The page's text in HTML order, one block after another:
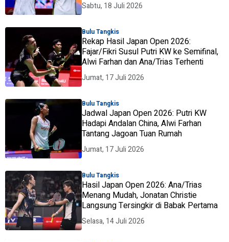
Sabtu, 18 Juli 2026
Bulu Tangkis
Rekap Hasil Japan Open 2026:
Fajar/Fikri Susul Putri KW ke Semifinal,
Alwi Farhan dan Ana/Trias Terhenti
Jumat, 17 Juli 2026
Bulu Tangkis
Jadwal Japan Open 2026: Putri KW
Hadapi Andalan China, Alwi Farhan
Tantang Jagoan Tuan Rumah
Jumat, 17 Juli 2026
Bulu Tangkis
Hasil Japan Open 2026: Ana/Trias
Menang Mudah, Jonatan Christie
Langsung Tersingkir di Babak Pertama
Selasa, 14 Juli 2026